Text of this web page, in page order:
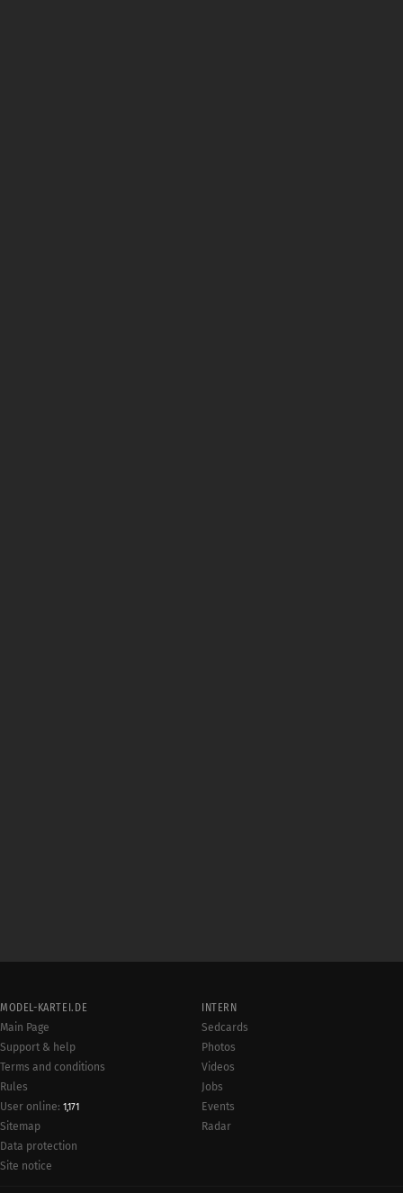
MODEL-KARTEI.DE
Main Page
Support & help
Terms and conditions
Rules
User online: 1,171
Sitemap
Data protection
Site notice
INTERN
Sedcards
Photos
Videos
Jobs
Events
Radar